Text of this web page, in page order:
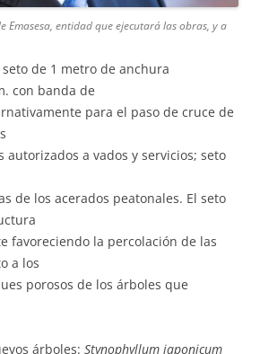
Emasesa, entidad que ejecutará las obras, y a
de 1 metro de anchura
con banda de
para el paso de cruce de
autorizados a vados y servicios; seto
de los acerados peatonales. El seto
favoreciendo la percolación de las
a los
porosos de los árboles que
árboles: Stynophyllum japonicum